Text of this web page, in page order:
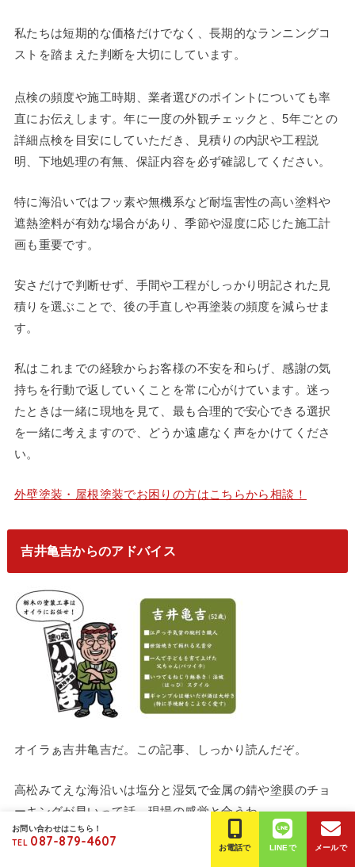
私たちは短期的な価格だけでなく、長期的なランニングコ
ストを踏まえた判断を大切にしています。
点検の頻度や施工時期、業者選びのポイントについても率
直にお伝えします。年に一度の外観チェックと、5年ごとの
詳細点検を目安にしていただき、見積りの内訳や工程説
明、下地処理の有無、保証内容を必ず確認してください。
特に海沿いではフッ素や無機系など耐塩害性の高い塗料や
遮熱塗料が有効な場合があり、季節や湿度に応じた施工計
画も重要です。
安さだけで判断せず、手間や工程がしっかり明記された見
積りを選ぶことで、後の手直しや再塗装の頻度を減らせま
す。
私はこれまでの経験からお客様の不安を和らげ、感謝の気
持ちを行動で返していくことを常に心がけています。迷っ
たときは一緒に現地を見て、最も合理的で安心できる選択
を一緒に考えますので、どうか遠慮なく声をかけてくださ
い。
外壁塗装・屋根塗装でお困りの方はこちらから相談！
吉井亀吉からのアドバイス
オイラぁ吉井亀吉だ。この記事、しっかり読んだぞ。
高松みてえな海沿いは塩分と湿気で金属の錆や塗膜のチョ
ーキングが早いって話、現場の感覚と合うわ。
屋根材別の症状、樋の詰まりや北面のコケ、洗浄と下地処
お問い合わせはこちら！
TEL 087-879-4607 お電話で LINEで メールで